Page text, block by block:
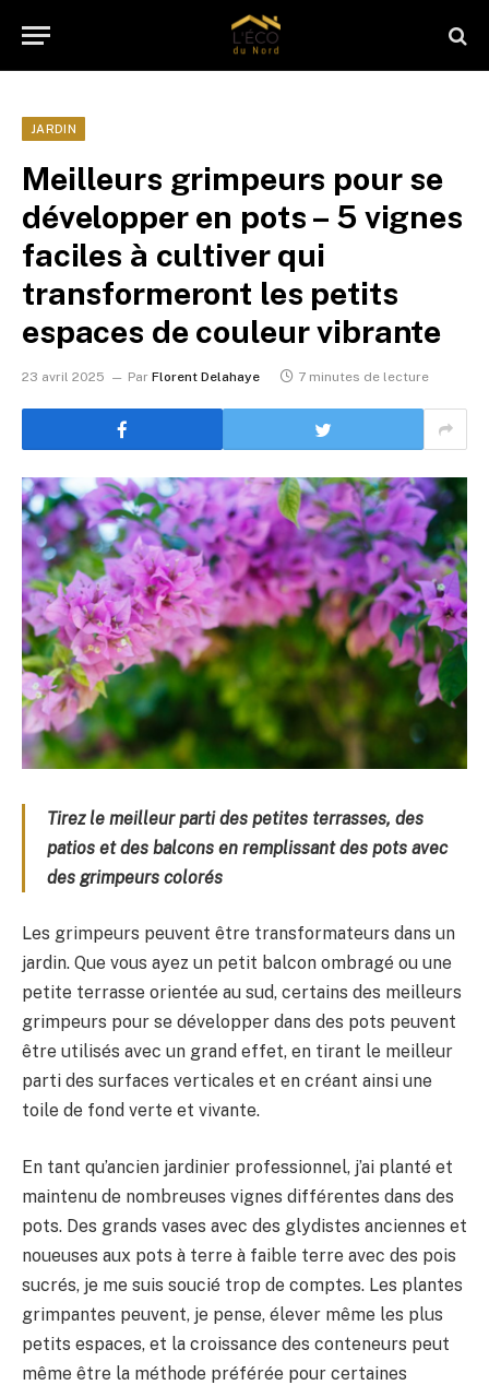
JARDIN
Meilleurs grimpeurs pour se
développer en pots – 5 vignes
faciles à cultiver qui
transformeront les petits
espaces de couleur vibrante
23 avril 2025 Par Florent Delahaye 7 minutes de lecture
Tirez le meilleur parti des petites terrasses, des
patios et des balcons en remplissant des pots avec
des grimpeurs colorés
Les grimpeurs peuvent être transformateurs dans un
jardin. Que vous ayez un petit balcon ombragé ou une
petite terrasse orientée au sud, certains des meilleurs
grimpeurs pour se développer dans des pots peuvent
être utilisés avec un grand effet, en tirant le meilleur
parti des surfaces verticales et en créant ainsi une
toile de fond verte et vivante.
En tant qu’ancien jardinier professionnel, j’ai planté et
maintenu de nombreuses vignes différentes dans des
pots. Des grands vases avec des glydistes anciennes et
noueuses aux pots à terre à faible terre avec des pois
sucrés, je me suis soucié trop de comptes. Les plantes
grimpantes peuvent, je pense, élever même les plus
petits espaces, et la croissance des conteneurs peut
même être la méthode préférée pour certaines